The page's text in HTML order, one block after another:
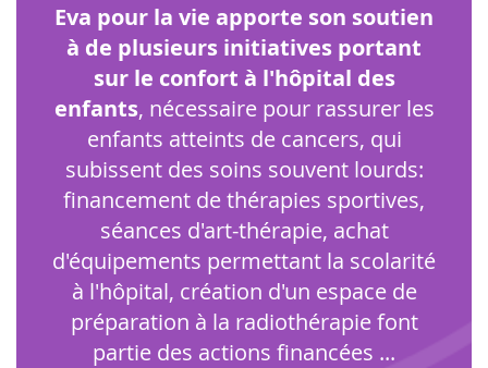
Eva pour la vie apporte son soutien
à de plusieurs initiatives portant
sur le confort à l'hôpital des
enfants, nécessaire pour rassurer les
enfants atteints de cancers, qui
subissent des soins souvent lourds:
financement de thérapies sportives,
séances d'art-thérapie, achat
d'équipements permettant la scolarité
à l'hôpital, création d'un espace de
préparation à la radiothérapie font
partie des actions financées ...